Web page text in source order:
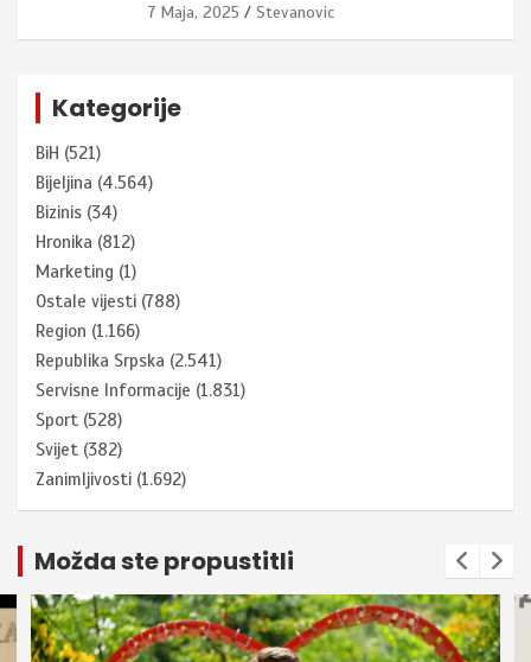
7 Maja, 2025 Stevanovic
Kategorije
BiH (521)
Bijeljina (4.564)
Bizinis (34)
Hronika (812)
Marketing (1)
Ostale vijesti (788)
Region (1.166)
Republika Srpska (2.541)
Servisne Informacije (1.831)
Sport (528)
Svijet (382)
Zanimljivosti (1.692)
Možda ste propustitli